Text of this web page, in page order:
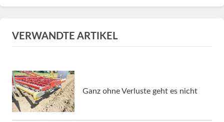
VERWANDTE ARTIKEL
Ganz ohne Verluste geht es nicht